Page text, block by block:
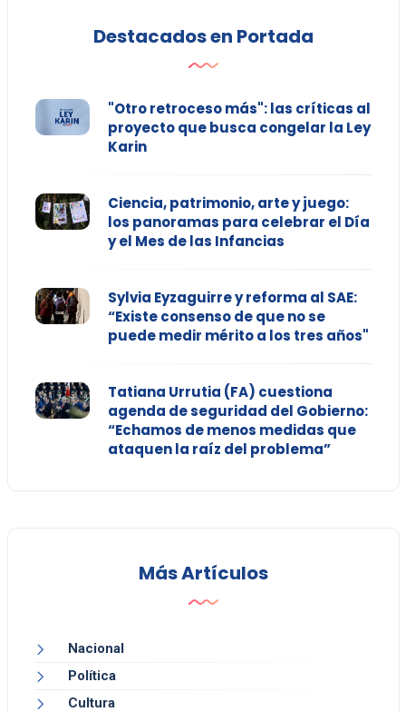
Destacados en Portada
"Otro retroceso más": las críticas al
proyecto que busca congelar la Ley
Karin
Ciencia, patrimonio, arte y juego:
los panoramas para celebrar el Día
y el Mes de las Infancias
Sylvia Eyzaguirre y reforma al SAE:
“Existe consenso de que no se
puede medir mérito a los tres años"
Tatiana Urrutia (FA) cuestiona
agenda de seguridad del Gobierno:
“Echamos de menos medidas que
ataquen la raíz del problema”
Más Artículos
Nacional
Política
Cultura